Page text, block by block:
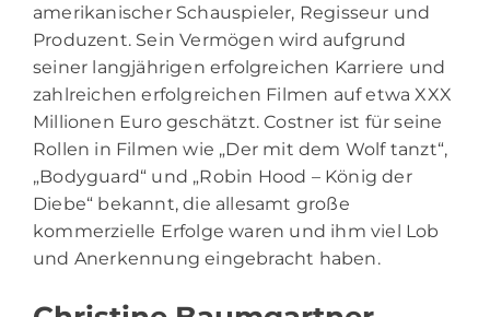
amerikanischer Schauspieler, Regisseur und
Produzent. Sein Vermögen wird aufgrund
seiner langjährigen erfolgreichen Karriere und
zahlreichen erfolgreichen Filmen auf etwa XXX
Millionen Euro geschätzt. Costner ist für seine
Rollen in Filmen wie „Der mit dem Wolf tanzt“,
„Bodyguard“ und „Robin Hood – König der
Diebe“ bekannt, die allesamt große
kommerzielle Erfolge waren und ihm viel Lob
und Anerkennung eingebracht haben.